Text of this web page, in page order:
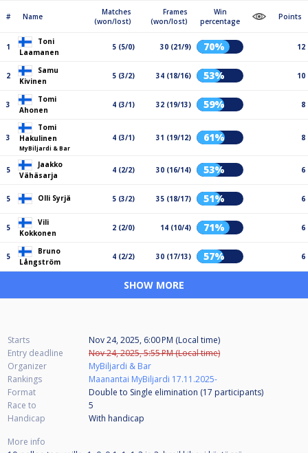
# Name
Matches
(won/lost)
Frames
(won/lost)
Win
percentage
Points
1
Toni
Laamanen
5 (5/0) 30 (21/9) 70% 12
2
Samu
Kivinen
5 (3/2) 34 (18/16) 53% 10
3
Tomi
Ahonen
4 (3/1) 32 (19/13) 59% 8
3
Tomi
Hakulinen
MyBiljardi & Bar
4 (3/1) 31 (19/12) 61% 8
5
Jaakko
Vähäsarja
4 (2/2) 30 (16/14) 53% 6
5 Olli Syrjä 5 (3/2) 35 (18/17) 51% 6
5
Vili
Kokkonen
2 (2/0) 14 (10/4) 71% 6
5
Bruno
Långström
4 (2/2) 30 (17/13) 57% 6
SHOW MORE
Starts
Nov 24, 2025, 6:00 PM (Local time)
Entry deadline
Nov 24, 2025, 5:55 PM (Local time)
Organizer
MyBiljardi & Bar
Rankings
Maanantai MyBiljardi 17.11.2025-
Format
Double to Single elimination (17 participants)
Race to
5
Handicap
With handicap
More info